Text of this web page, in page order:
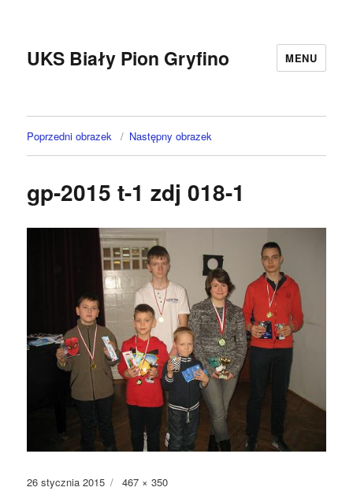
UKS Biały Pion Gryfino MENU
Poprzedni obrazek Następny obrazek
gp-2015 t-1 zdj 018-1
Data
26 stycznia 2015
Pełny
467 × 350